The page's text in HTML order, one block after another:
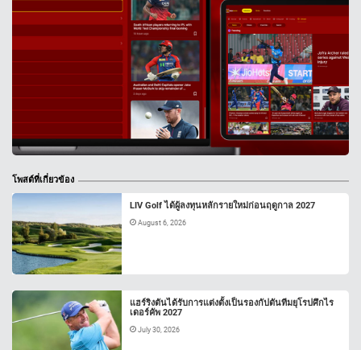
โพสต์ที่เกี่ยวข้อง
LIV Golf ได้ผู้ลงทุนหลักรายใหม่ก่อนฤดูกาล 2027
August 6, 2026
แฮร์ริงตันได้รับการแต่งตั้งเป็นรองกัปตันทีมยุโรปศึกไร
เดอร์คัพ 2027
July 30, 2026